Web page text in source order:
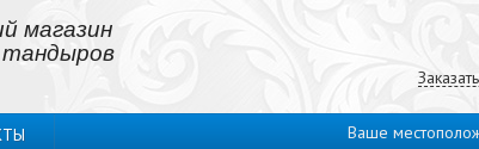
магазин
тандыров
Ваше